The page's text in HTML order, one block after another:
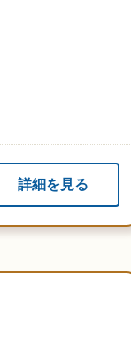
詳細を見る